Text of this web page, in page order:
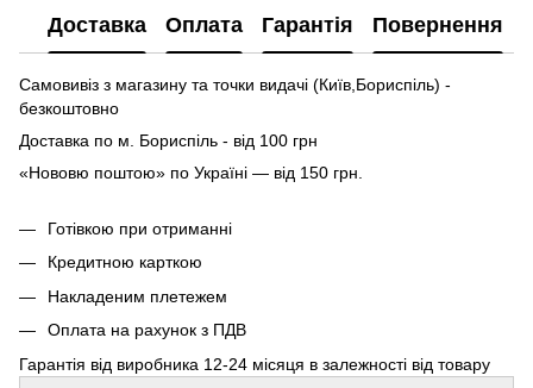
Доставка Оплата Гарантія Повернення
Самовивіз з магазину та точки видачі (Київ,Бориспіль) -
безкоштовно
Доставка по м. Бориспіль - від 100 грн
«Нововю поштою» по Україні — від 150 грн.
Готівкою при отриманні
Кредитною карткою
Накладеним плетежем
Оплата на рахунок з ПДВ
Гарантія від виробника 12-24 місяця в залежності від товару